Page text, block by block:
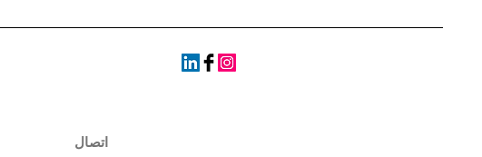
اتصال